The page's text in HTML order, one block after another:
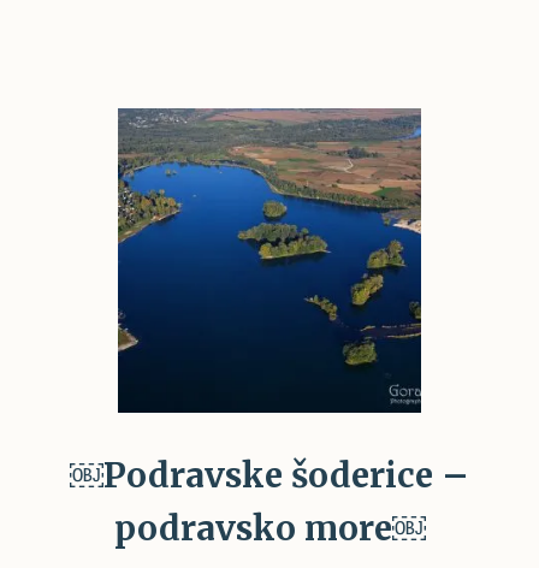
￼Podravske šoderice –
podravsko more￼